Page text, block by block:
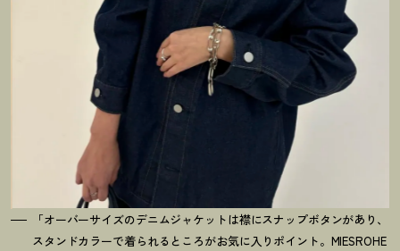
「オーバーサイズのデニムジャケットは襟にスナップボタンがあり、
スタンドカラーで着られるところがお気に入りポイント。MIESROHE